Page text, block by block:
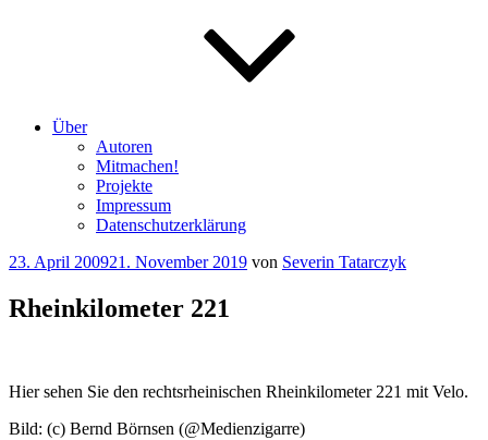
Über
Autoren
Mitmachen!
Projekte
Impressum
Datenschutzerklärung
Veröffentlicht
23. April 200921. November 2019 von Severin Tatarczyk
Rheinkilometer 221
Hier sehen Sie den rechtsrheinischen Rheinkilometer 221 mit Velo.
Bild: (c) Bernd Börnsen (@Medienzigarre)